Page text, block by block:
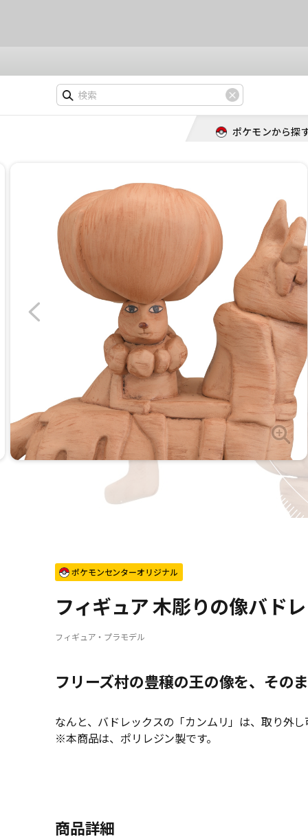
ポケモンから探
ポケモンセンターオリジナル
フィギュア 木彫りの像バド
フィギュア・プラモデル
フリーズ村の豊穣の王の像を、その
なんと、バドレックスの「カンムリ」は、取り外
※本商品は、ポリレジン製です。
商品詳細